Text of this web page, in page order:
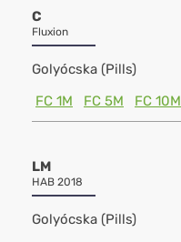
C
Fluxion
Golyócska (Pills)
FC 1M
FC 5M FC 10M
LM
HAB 2018
Golyócska (Pills)